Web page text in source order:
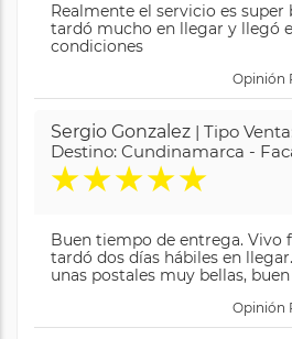
Realmente el servicio es super
tardó mucho en llegar y llegó
condiciones
Opinión
Sergio Gonzalez | Tipo
Destino: Cundinamarca -
★★★★★
Buen tiempo de entrega. Vivo
tardó dos días hábiles en
unas postales muy bellas,
Opinión